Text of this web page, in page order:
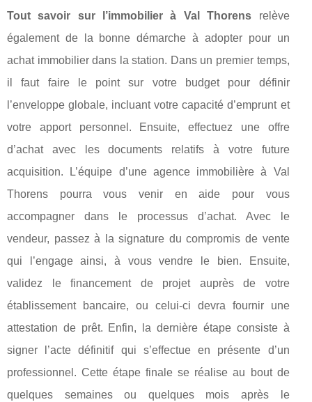
Tout savoir sur l’immobilier à Val Thorens relève
également de la bonne démarche à adopter pour un
achat immobilier dans la station. Dans un premier temps,
il faut faire le point sur votre budget pour définir
l’enveloppe globale, incluant votre capacité d’emprunt et
votre apport personnel. Ensuite, effectuez une offre
d’achat avec les documents relatifs à votre future
acquisition. L’équipe d’une agence immobilière à Val
Thorens pourra vous venir en aide pour vous
accompagner dans le processus d’achat. Avec le
vendeur, passez à la signature du compromis de vente
qui l’engage ainsi, à vous vendre le bien. Ensuite,
validez le financement de projet auprès de votre
établissement bancaire, ou celui-ci devra fournir une
attestation de prêt. Enfin, la dernière étape consiste à
signer l’acte définitif qui s’effectue en présente d’un
professionnel. Cette étape finale se réalise au bout de
quelques semaines ou quelques mois après le